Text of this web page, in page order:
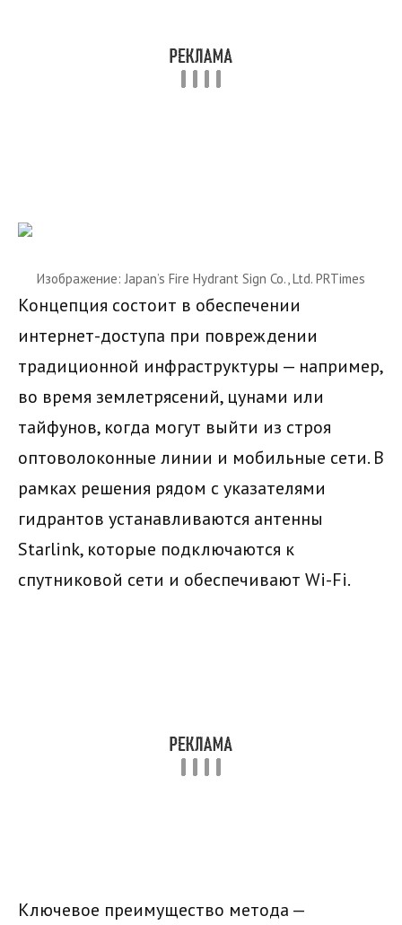
Изображение: Japan’s Fire Hydrant Sign Co., Ltd. PRTimes
Концепция состоит в обеспечении
интернет-доступа при повреждении
традиционной инфраструктуры — например,
во время землетрясений, цунами или
тайфунов, когда могут выйти из строя
оптоволоконные линии и мобильные сети. В
рамках решения рядом с указателями
гидрантов устанавливаются антенны
Starlink, которые подключаются к
спутниковой сети и обеспечивают Wi-Fi.
Ключевое преимущество метода —